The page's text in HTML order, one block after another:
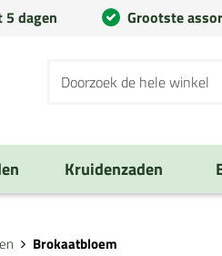
5 dagen Grootste
Kruidenzaden
Brokaatbloem